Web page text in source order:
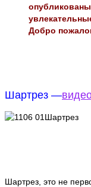
Добро
Шартрез —
Шартрез, это не